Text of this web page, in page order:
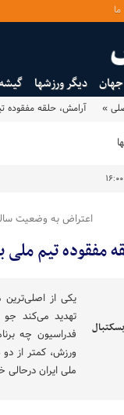
جهان دیگر ورزشها گیشه
» آرامش، حلقه مفقوده
اعتراض به وضعیت
مفقوده تیم ملی
یکی از اصلی‌ترین
تهدید می‌کند جو
فدراسیون چه
ورزش، کمتر از
ملی ایران درحالی